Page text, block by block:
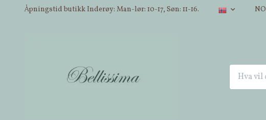
Åpningstid butikk Inderøy: Man-lør: 10-17, Søn: 11-16.